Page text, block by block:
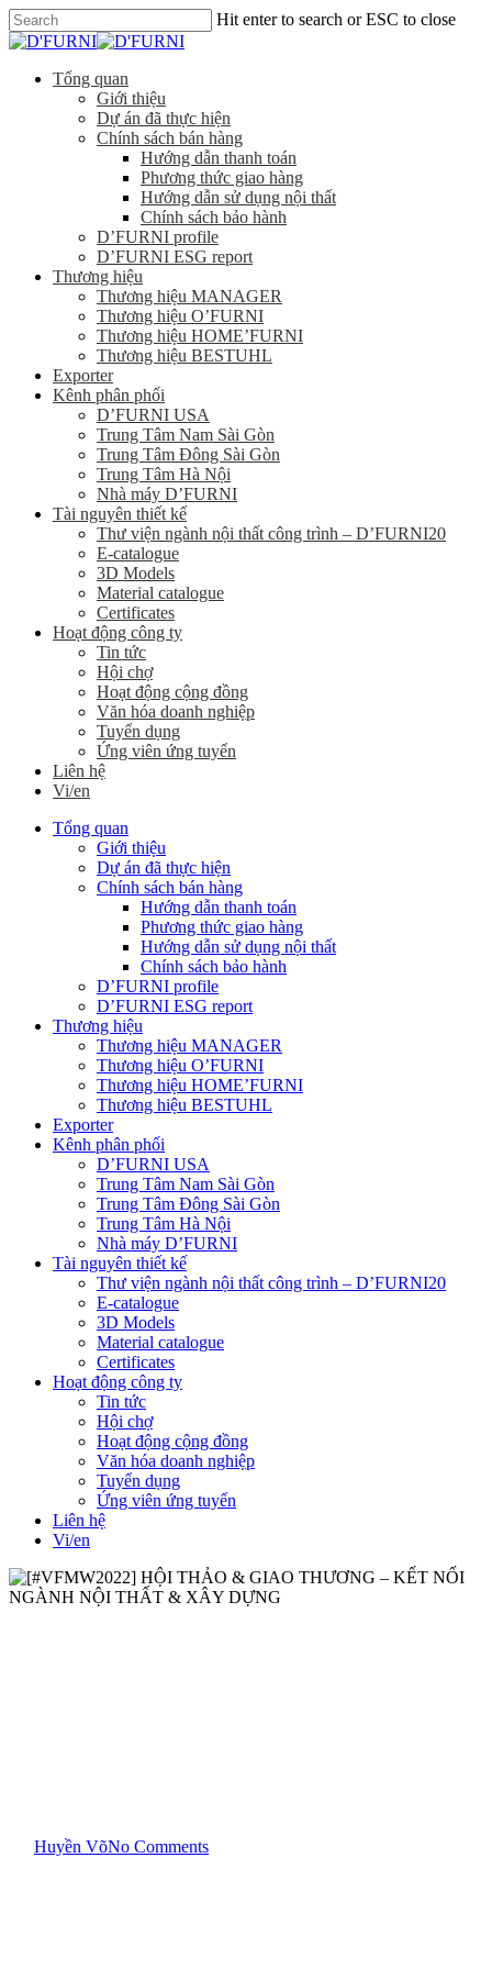
Hit enter to search or ESC to close
Tổng quan
Giới thiệu
Dự án đã thực hiện
Chính sách bán hàng
Hướng dẫn thanh toán
Phương thức giao hàng
Hướng dẫn sử dụng nội thất
Chính sách bảo hành
D’FURNI profile
D’FURNI ESG report
Thương hiệu
Thương hiệu MANAGER
Thương hiệu O’FURNI
Thương hiệu HOME’FURNI
Thương hiệu BESTUHL
Exporter
Kênh phân phối
D’FURNI USA
Trung Tâm Nam Sài Gòn
Trung Tâm Đông Sài Gòn
Trung Tâm Hà Nội
Nhà máy D’FURNI
Tài nguyên thiết kế
Thư viện ngành nội thất công trình – D’FURNI20
E-catalogue
3D Models
Material catalogue
Certificates
Hoạt động công ty
Tin tức
Hội chợ
Hoạt động cộng đồng
Văn hóa doanh nghiệp
Tuyển dụng
Ứng viên ứng tuyển
Liên hệ
Vi/en
Tổng quan
Giới thiệu
Dự án đã thực hiện
Chính sách bán hàng
Hướng dẫn thanh toán
Phương thức giao hàng
Hướng dẫn sử dụng nội thất
Chính sách bảo hành
D’FURNI profile
D’FURNI ESG report
Thương hiệu
Thương hiệu MANAGER
Thương hiệu O’FURNI
Thương hiệu HOME’FURNI
Thương hiệu BESTUHL
Exporter
Kênh phân phối
D’FURNI USA
Trung Tâm Nam Sài Gòn
Trung Tâm Đông Sài Gòn
Trung Tâm Hà Nội
Nhà máy D’FURNI
Tài nguyên thiết kế
Thư viện ngành nội thất công trình – D’FURNI20
E-catalogue
3D Models
Material catalogue
Certificates
Hoạt động công ty
Tin tức
Hội chợ
Hoạt động cộng đồng
Văn hóa doanh nghiệp
Tuyển dụng
Ứng viên ứng tuyển
Liên hệ
Vi/en
Huyền VõNo Comments